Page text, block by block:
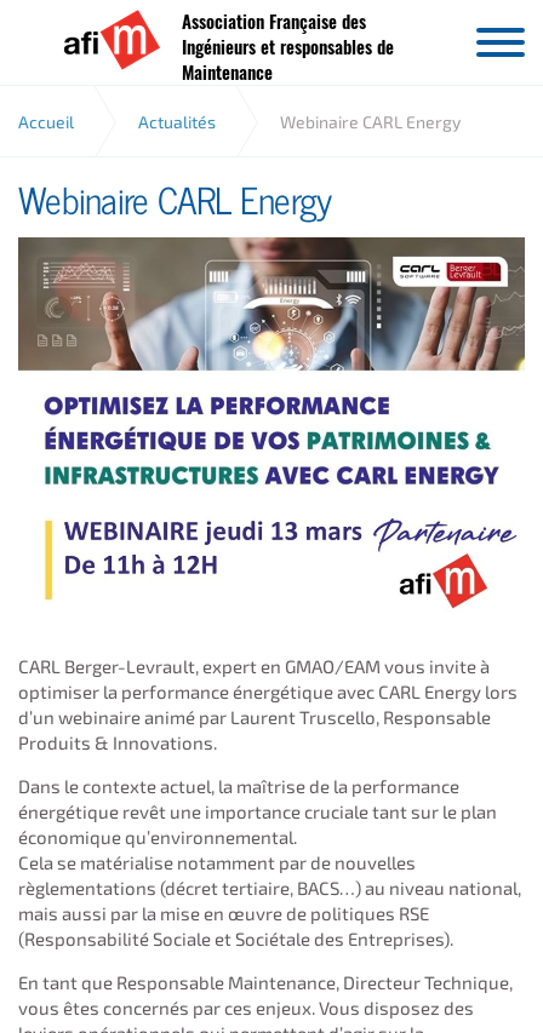
Aller au contenu
Association Française des
Ingénieurs et responsables de
Maintenance
Accueil Actualités Webinaire CARL Energy
Webinaire CARL Energy
CARL Berger-Levrault, expert en GMAO/EAM vous invite à
optimiser la performance énergétique avec CARL Energy lors
d’un webinaire animé par Laurent Truscello, Responsable
Produits & Innovations.
Dans le contexte actuel, la maîtrise de la performance
énergétique revêt une importance cruciale tant sur le plan
économique qu’environnemental.
Cela se matérialise notamment par de nouvelles
règlementations (décret tertiaire, BACS…) au niveau national,
mais aussi par la mise en œuvre de politiques RSE
(Responsabilité Sociale et Sociétale des Entreprises).
En tant que Responsable Maintenance, Directeur Technique,
vous êtes concernés par ces enjeux. Vous disposez des